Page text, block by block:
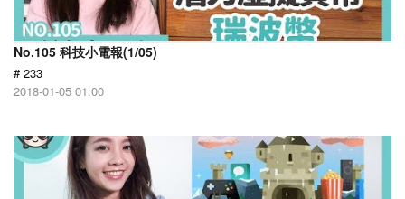
No.105 科技小電報(1/05)
# 233
2018-01-05 01:00